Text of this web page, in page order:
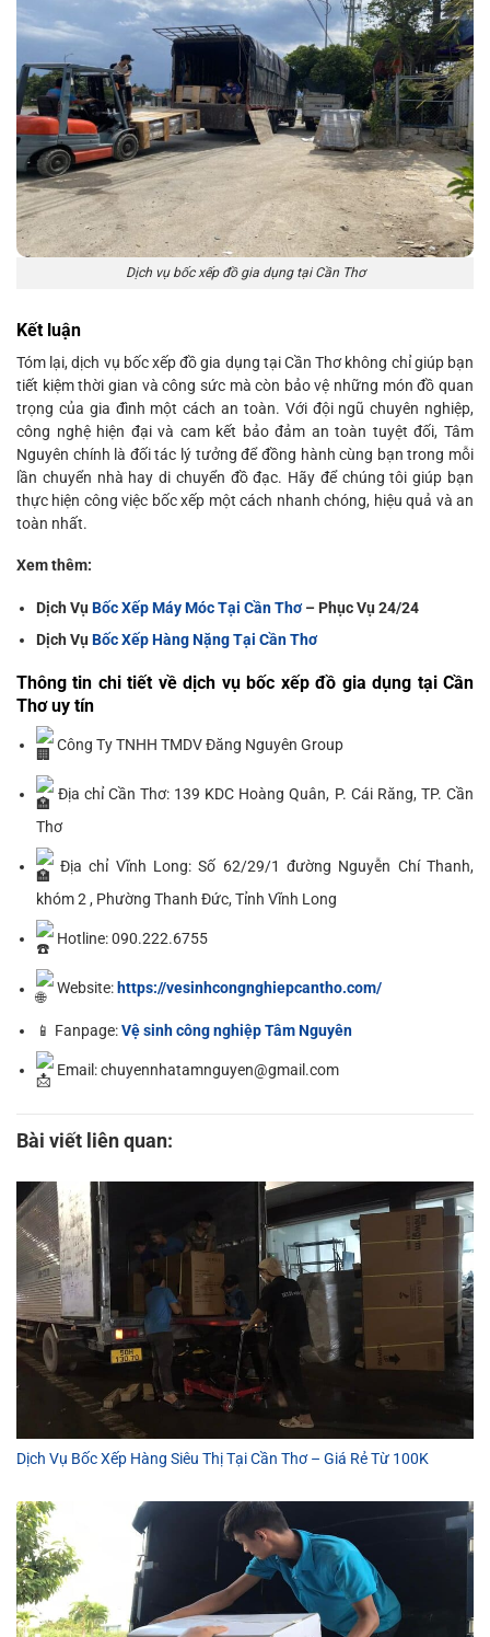
Dịch vụ bốc xếp đồ gia dụng tại Cần Thơ
Kết luận
Tóm lại, dịch vụ bốc xếp đồ gia dụng tại Cần Thơ không chỉ giúp bạn
tiết kiệm thời gian và công sức mà còn bảo vệ những món đồ quan
trọng của gia đình một cách an toàn. Với đội ngũ chuyên nghiệp,
công nghệ hiện đại và cam kết bảo đảm an toàn tuyệt đối, Tâm
Nguyên chính là đối tác lý tưởng để đồng hành cùng bạn trong mỗi
lần chuyển nhà hay di chuyển đồ đạc. Hãy để chúng tôi giúp bạn
thực hiện công việc bốc xếp một cách nhanh chóng, hiệu quả và an
toàn nhất.
Xem thêm:
Dịch Vụ Bốc Xếp Máy Móc Tại Cần Thơ– Phục Vụ 24/24
Dịch Vụ Bốc Xếp Hàng Nặng Tại Cần Thơ
Thông tin chi tiết về dịch vụ bốc xếp đồ gia dụng tại Cần
Thơ uy tín
Công Ty TNHH TMDV Đăng Nguyên Group
Địa chỉ Cần Thơ: 139 KDC Hoàng Quân, P. Cái Răng, TP. Cần
Thơ
Địa chỉ Vĩnh Long: Số 62/29/1 đường Nguyễn Chí Thanh,
khóm 2 , Phường Thanh Đức, Tỉnh Vĩnh Long
Hotline: 090.222.6755
Website: https://vesinhcongnghiepcantho.com/
📱 Fanpage:Vệ sinh công nghiệp Tâm Nguyên
Email: chuyennhatamnguyen@gmail.com
Bài viết liên quan:
Dịch Vụ Bốc Xếp Hàng Siêu Thị Tại Cần Thơ – Giá Rẻ Từ 100K